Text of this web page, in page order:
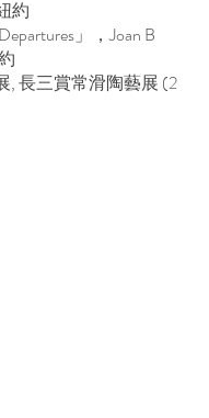
約
」，Joan B
, 長三賞常滑陶藝展 (2